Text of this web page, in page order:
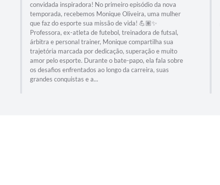
convidada inspiradora! No primeiro episódio da nova
temporada, recebemos Monique Oliveira, uma mulher
que faz do esporte sua missão de vida! 💪🏽✨
Professora, ex-atleta de futebol, treinadora de futsal,
árbitra e personal trainer, Monique compartilha sua
trajetória marcada por dedicação, superação e muito
amor pelo esporte. Durante o bate-papo, ela fala sobre
os desafios enfrentados ao longo da carreira, suas
grandes conquistas e a...